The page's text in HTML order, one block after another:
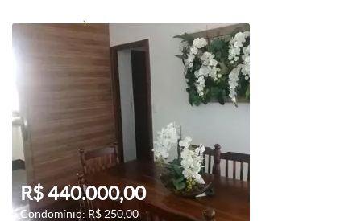
R$ 440.000,00
Condomínio: R$ 250,00